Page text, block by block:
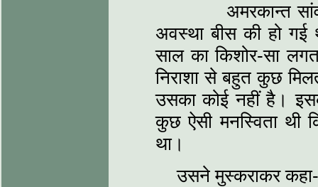
अमरकान्त सांवले
अवस्था बीस की हो गई
साल का किशोर-सा
निराशा से बहुत कुछ
उसका कोई नहीं है।
कुछ ऐसी मनस्विता थी
था।
उसने मुस्कराकर